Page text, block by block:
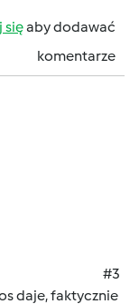
sięaby dodawać
komentarze
#3
daje, faktycznie